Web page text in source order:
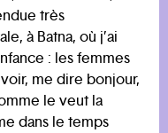
très
à Batna, où j’ai
: les femmes
me dire bonjour,
le veut la
dans le temps